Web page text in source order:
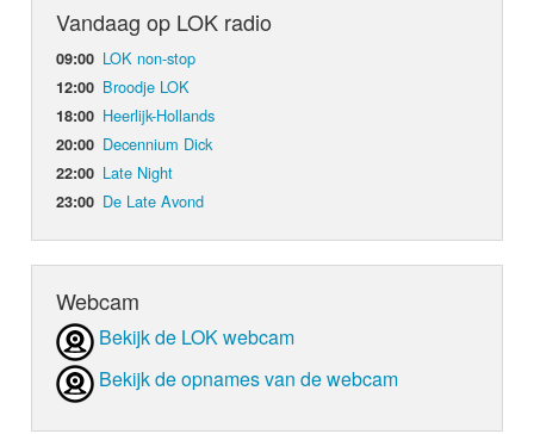
Vandaag op LOK radio
09:00 LOK non-stop
12:00 Broodje LOK
18:00 Heerlijk-Hollands
20:00 Decennium Dick
22:00 Late Night
23:00 De Late Avond
Webcam
Bekijk de LOK webcam
Bekijk de opnames van de webcam